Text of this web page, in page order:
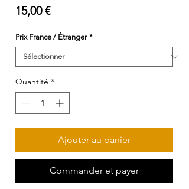
15,00 €Prix
Prix France / Étranger *
Quantité *
Ajouter au panier
Commander et payer